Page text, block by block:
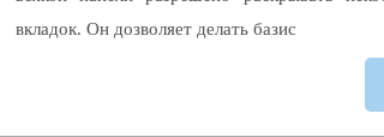
вкладок. Он дозволяет делать базис